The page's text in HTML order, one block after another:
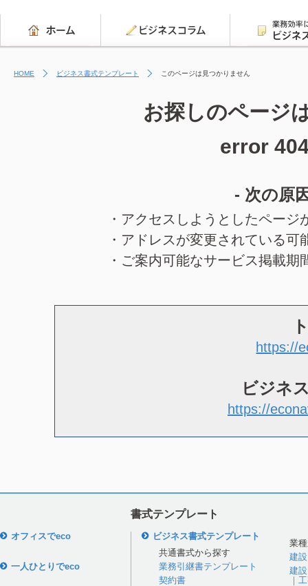
HOME ビジネス書式テンプレート このページは見つかりません
お探しのページ
error
- 次の原
・アクセスしようとしたペー
・アドレスが変更されている可
・ご案内可能なサービス掲載
https://
ビジネ
https://
書式テンプレート
オフィスでeco
一人ひとりでeco
ビジネス書式テンプレート
共通書式から探す
業務引継書テンプレート
契約書
業
建
建
｜